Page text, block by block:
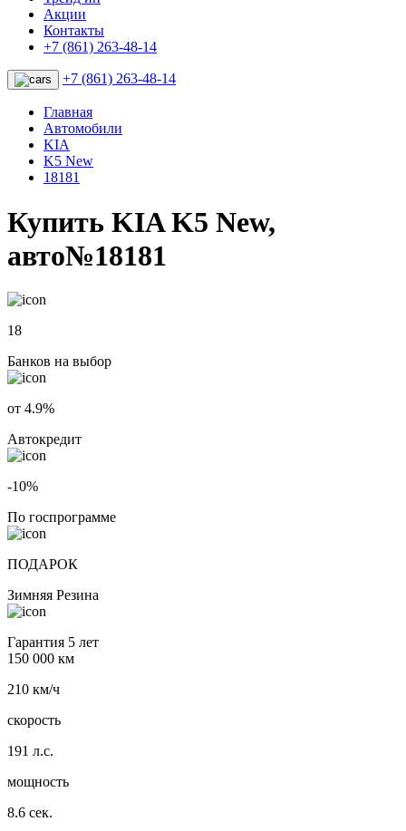
Акции
Контакты
+7 (861) 263-48-14
+7 (861) 263-48-14
Главная
Автомобили
KIA
K5 New
18181
Купить KIA K5 New,
авто№18181
18
Банков на выбор
от 4.9%
Автокредит
-10%
По госпрограмме
ПОДАРОК
Зимняя Резина
Гарантия 5 лет
150 000 км
210 км/ч
скорость
191 л.с.
мощность
8.6 сек.